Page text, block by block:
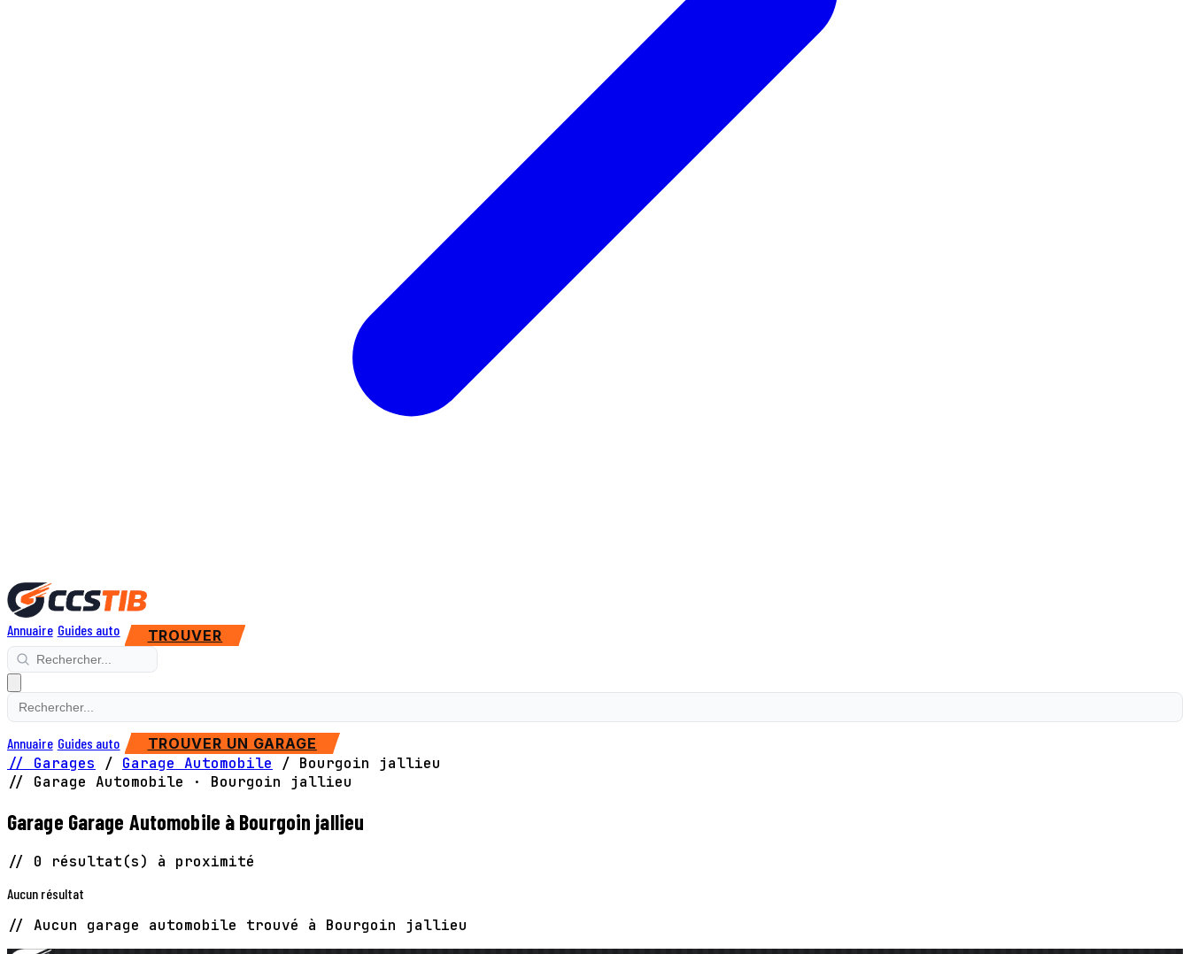
Annuaire Guides auto TROUVER
Annuaire Guides auto TROUVER UN GARAGE
// Garages / Garage Automobile / Bourgoin jallieu
// Garage Automobile · Bourgoin jallieu
Garage Garage Automobile à Bourgoin jallieu
// 0 résultat(s) à proximité
Aucun résultat
// Aucun garage automobile trouvé à Bourgoin jallieu